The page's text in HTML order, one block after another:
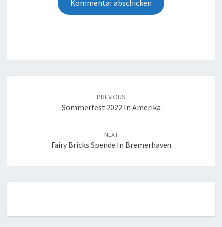
PREVIOUS
Sommerfest 2022 In Amerika
NEXT
Fairy Bricks Spende In Bremerhaven